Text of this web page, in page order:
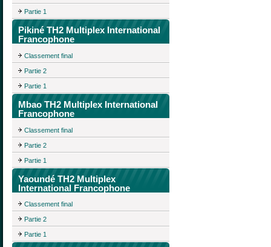
Partie 1
Pikiné TH2 Multiplex International
Francophone
Classement final
Partie 2
Partie 1
Mbao TH2 Multiplex International
Francophone
Classement final
Partie 2
Partie 1
Yaoundé TH2 Multiplex
International Francophone
Classement final
Partie 2
Partie 1